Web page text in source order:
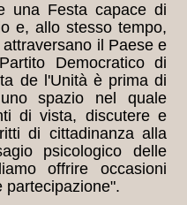
una Festa capace di
e, allo stesso tempo,
il Paese e
Democratico di
de l'Unità è prima di
spazio nel quale
di vista, discutere e
di cittadinanza alla
psicologico delle
offrire occasioni
partecipazione".